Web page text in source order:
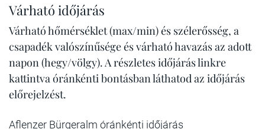
Várható időjárás
Várható hőmérséklet (max/min) és szélerősség, a
csapadék valószínűsége és várható havazás az adott
napon (hegy/völgy). A részletes időjárás linkre
kattintva óránkénti bontásban láthatod az időjárás
előrejelzést.
Aflenzer Bürgeralm óránkénti időjárás